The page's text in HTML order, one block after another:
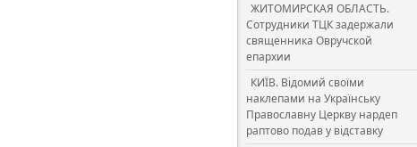
ЖИТОМИРСКАЯ ОБЛАСТЬ.
Сотрудники ТЦК задержали
священника Овручской
епархии
КИЇВ. Відомий своїми
наклепами на Українську
Православну Церкву нардеп
раптово подав у відставку